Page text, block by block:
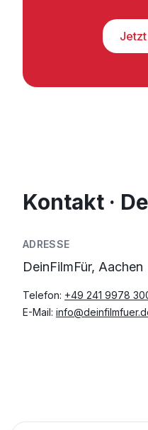
Kontakt ·
ADRESSE
DeinFilmFür, Aachen
Telefon: +49 241 9978
E-Mail: